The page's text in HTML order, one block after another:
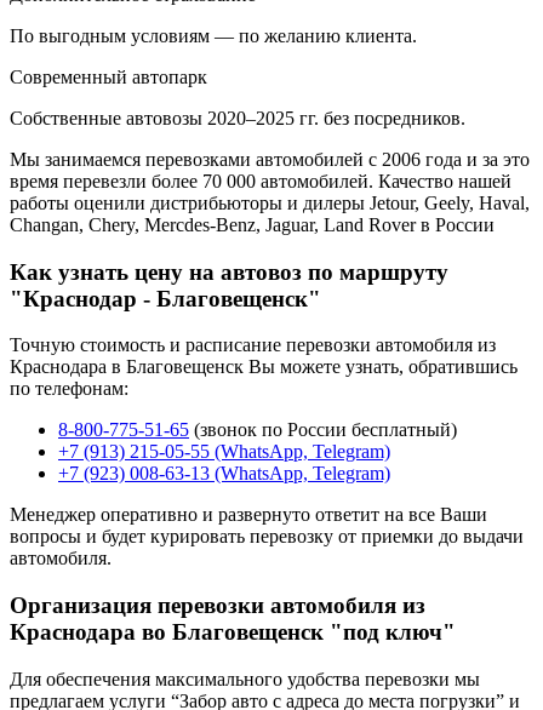
По выгодным условиям — по желанию клиента.
Современный автопарк
Собственные автовозы 2020–2025 гг. без посредников.
Мы занимаемся перевозками автомобилей с 2006 года и за это
время перевезли более 70 000 автомобилей. Качество нашей
работы оценили дистрибьюторы и дилеры Jetour, Geely, Haval,
Changan, Chery, Mercdes-Benz, Jaguar, Land Rover в России
Как узнать цену на автовоз по маршруту
"Краснодар - Благовещенск"
Точную стоимость и расписание перевозки автомобиля из
Краснодара в Благовещенск Вы можете узнать, обратившись
по телефонам:
8-800-775-51-65 (звонок по России бесплатный)
+7 (913) 215-05-55 (WhatsApp, Telegram)
+7 (923) 008-63-13 (WhatsApp, Telegram)
Менеджер оперативно и развернуто ответит на все Ваши
вопросы и будет курировать перевозку от приемки до выдачи
автомобиля.
Организация перевозки автомобиля из
Краснодара во Благовещенск "под ключ"
Для обеспечения максимального удобства перевозки мы
предлагаем услуги “Забор авто с адреса до места погрузки” и